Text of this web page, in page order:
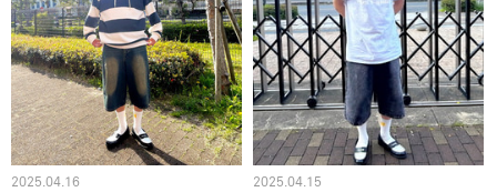
2025.04.16 2025.04.15